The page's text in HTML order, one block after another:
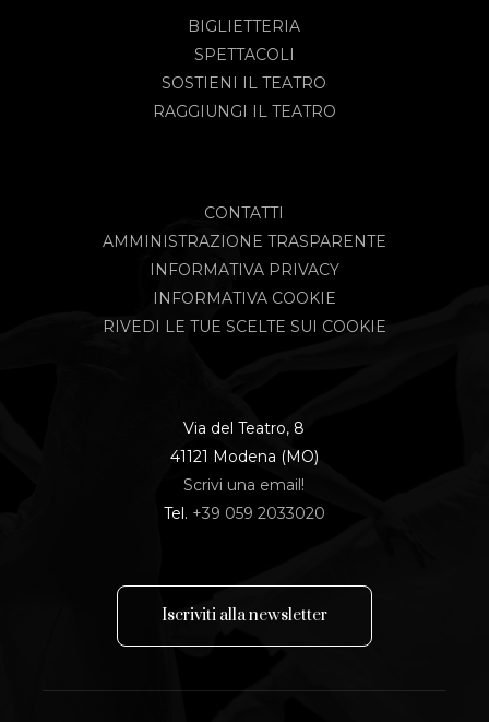
BIGLIETTERIA
SPETTACOLI
SOSTIENI IL TEATRO
RAGGIUNGI IL TEATRO
CONTATTI
AMMINISTRAZIONE TRASPARENTE
INFORMATIVA PRIVACY
INFORMATIVA COOKIE
RIVEDI LE TUE SCELTE SUI COOKIE
Via del Teatro, 8
41121 Modena (MO)
Scrivi una email!
Tel. +39 059 2033020
Iscriviti allanewsletter